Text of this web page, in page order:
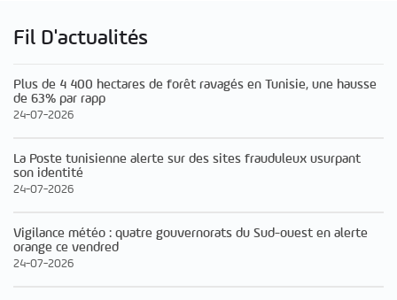
Fil D'actualités
Plus de 4 400 hectares de forêt ravagés en Tunisie, une hausse
de 63% par rapp
24-07-2026
La Poste tunisienne alerte sur des sites frauduleux usurpant
son identité
24-07-2026
Vigilance météo : quatre gouvernorats du Sud-ouest en alerte
orange ce vendred
24-07-2026